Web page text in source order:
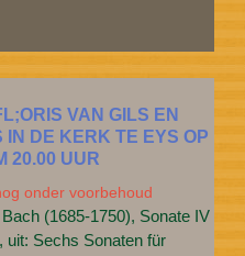
VAN GILS EN
IN DE KERK TE EYS OP
20.00 UUR
onder voorbehoud
(1685-1750), Sonate IV
uit: Sechs Sonaten für